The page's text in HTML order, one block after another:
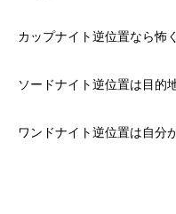
カップナイト逆位置なら怖
ソードナイト逆位置は目的
ワンドナイト逆位置は自分